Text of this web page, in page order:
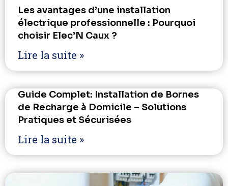
Les avantages d’une installation
électrique professionnelle : Pourquoi
choisir Elec’N Caux ?
Lire la suite »
Guide Complet: Installation de Bornes
de Recharge à Domicile – Solutions
Pratiques et Sécurisées
Lire la suite »